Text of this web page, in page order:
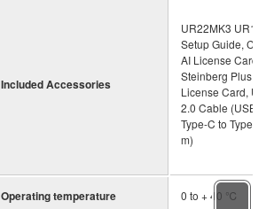
Included Accessories
UR22MK3
Setup Guide,
AI License Card,
Steinberg Plus
License Card, USB
2.0 Cable (USB
Type-C to Type-A,
m)
Operating temperature 0 to + 40 ℃